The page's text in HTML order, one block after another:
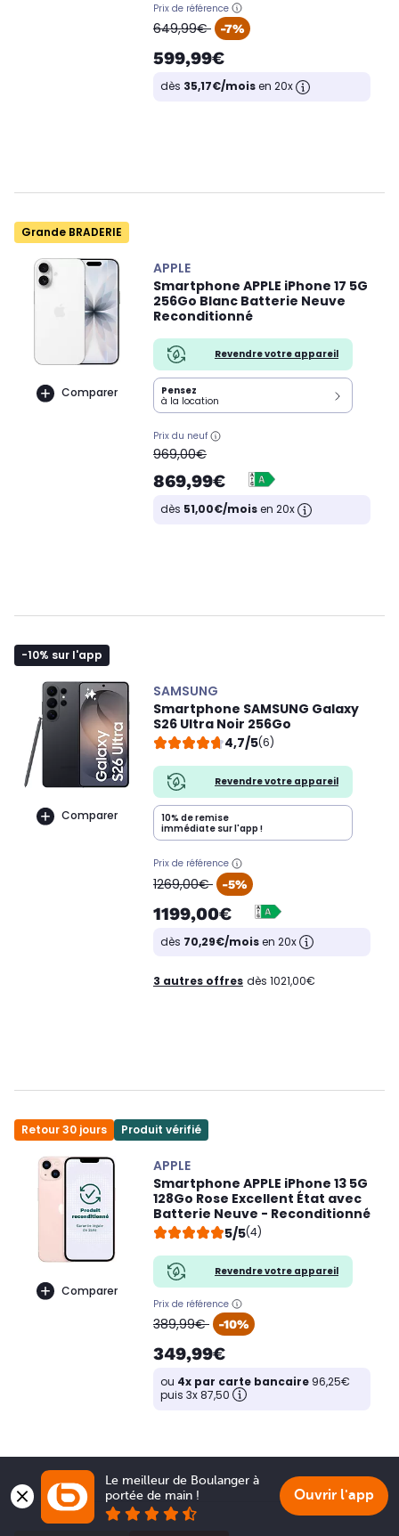
Prix de référence
oldPrice
649,99€ -7%
599,99€
dès 35,17€/moisen 20x
Grande BRADERIE
Comparer
APPLE
Smartphone APPLE iPhone 17 5G
256Go Blanc Batterie Neuve
Reconditionné
Revendre votre appareil
Pensez
à la location
Prix du neuf
oldPrice
969,00€
869,99€
dès 51,00€/moisen 20x
-10% sur l'app
Comparer
SAMSUNG
Smartphone SAMSUNG Galaxy
S26 Ultra Noir 256Go
4,7/5(6)
Revendre votre appareil
10% de remise
immédiate sur l'app !
Prix de référence
oldPrice
1269,00€ -5%
1199,00€
dès 70,29€/moisen 20x
3 autres offres dès 1021,00€
Retour 30 jours Produit vérifié
Comparer
APPLE
Smartphone APPLE iPhone 13 5G
128Go Rose Excellent État avec
Batterie Neuve - Reconditionné
5/5(4)
Revendre votre appareil
Prix de référence
oldPrice
389,99€ -10%
349,99€
ou 4x par carte bancaire 96,25€
puis 3x 87,50
Le meilleur de Boulanger à
portée de main !
Ouvrir l'app